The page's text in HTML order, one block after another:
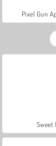
Pixel Gun
Sweet